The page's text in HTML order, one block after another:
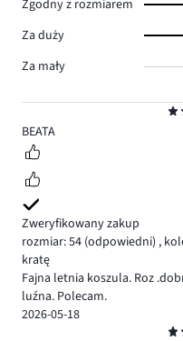
5
BEATA
Zweryfikowany zakup
rozmiar: 54 (odpowiedni) ,
kratę
Fajna letnia koszula. Roz
luźna. Polecam.
2026-05-18
Zgodny z rozmiarem
Za duży
Za mały